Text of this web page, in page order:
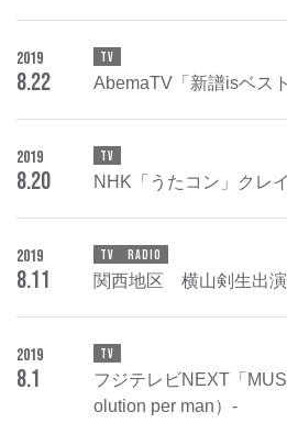
2019
8.22
TV
AbemaTV「新譜isベスト
2019
8.20
TV
NHK「うたコン」クレ
2019
8.11
TV RADIO
関西地区 横山剣生出演
2019
8.1
TV
フジテレビNEXT「
olution per man）-